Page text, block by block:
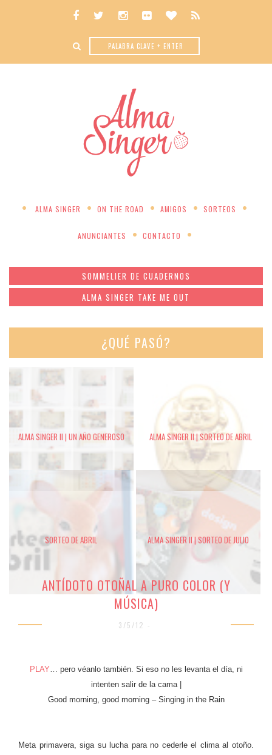
ALMA SINGER ON THE ROAD AMIGOS SORTEOS
ANUNCIANTES CONTACTO
SOMMELIER DE CUADERNOS
ALMA SINGER TAKE ME OUT
¿QUÉ PASÓ?
ALMA SINGER II | UN AÑO GENEROSO ALMA SINGER II | SORTEO DE ABRIL
SORTEO DE ABRIL ALMA SINGER II | SORTEO DE JULIO
ANTÍDOTO OTOÑAL A PURO COLOR (Y
MÚSICA)
3/5/12 -
PLAY… pero véanlo también. Si eso no les levanta el día, ni
intenten salir de la cama |
Good morning, good morning – Singing in the Rain
Meta primavera, siga su lucha para no cederle el clima al otoño.